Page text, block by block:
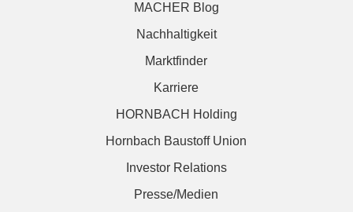
MACHER Blog
Nachhaltigkeit
Marktfinder
Karriere
HORNBACH Holding
Hornbach Baustoff Union
Investor Relations
Presse/Medien